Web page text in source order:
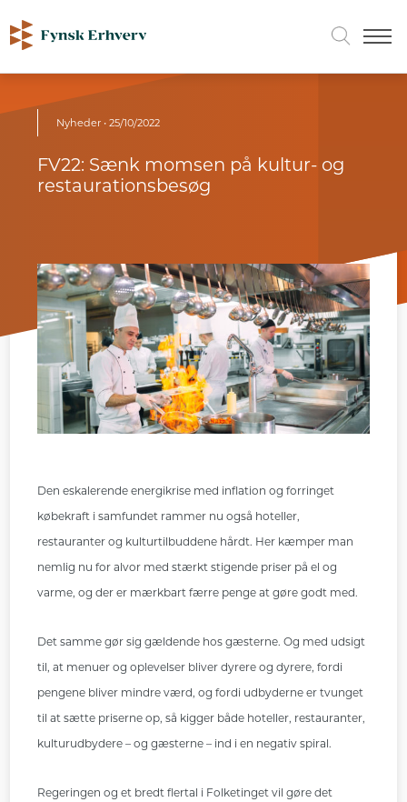
Nyheder• 25/10/2022
FV22: Sænk momsen på kultur- og
restaurationsbesøg
Den eskalerende energikrise med inflation og forringet
købekraft i samfundet rammer nu også hoteller,
restauranter og kulturtilbuddene hårdt. Her kæmper man
nemlig nu for alvor med stærkt stigende priser på el og
varme, og der er mærkbart færre penge at gøre godt med.
Det samme gør sig gældende hos gæsterne. Og med udsigt
til, at menuer og oplevelser bliver dyrere og dyrere, fordi
pengene bliver mindre værd, og fordi udbyderne er tvunget
til at sætte priserne op, så kigger både hoteller, restauranter,
kulturudbydere – og gæsterne – ind i en negativ spiral.
Regeringen og et bredt flertal i Folketinget vil gøre det